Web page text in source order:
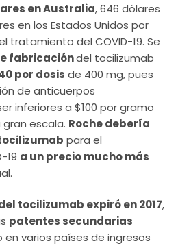
en Australia, 646 dólares
en los Estados Unidos por
tratamiento del COVID-19. Se
fabricacióndel tocilizumab
por dosis de 400 mg, pues
de anticuerpos
inferiores a $100 por gramo
escala. Roche debería
para el
19 a un precio mucho más
tocilizumab expiró en 2017,
patentes secundarias
varios países de ingresos